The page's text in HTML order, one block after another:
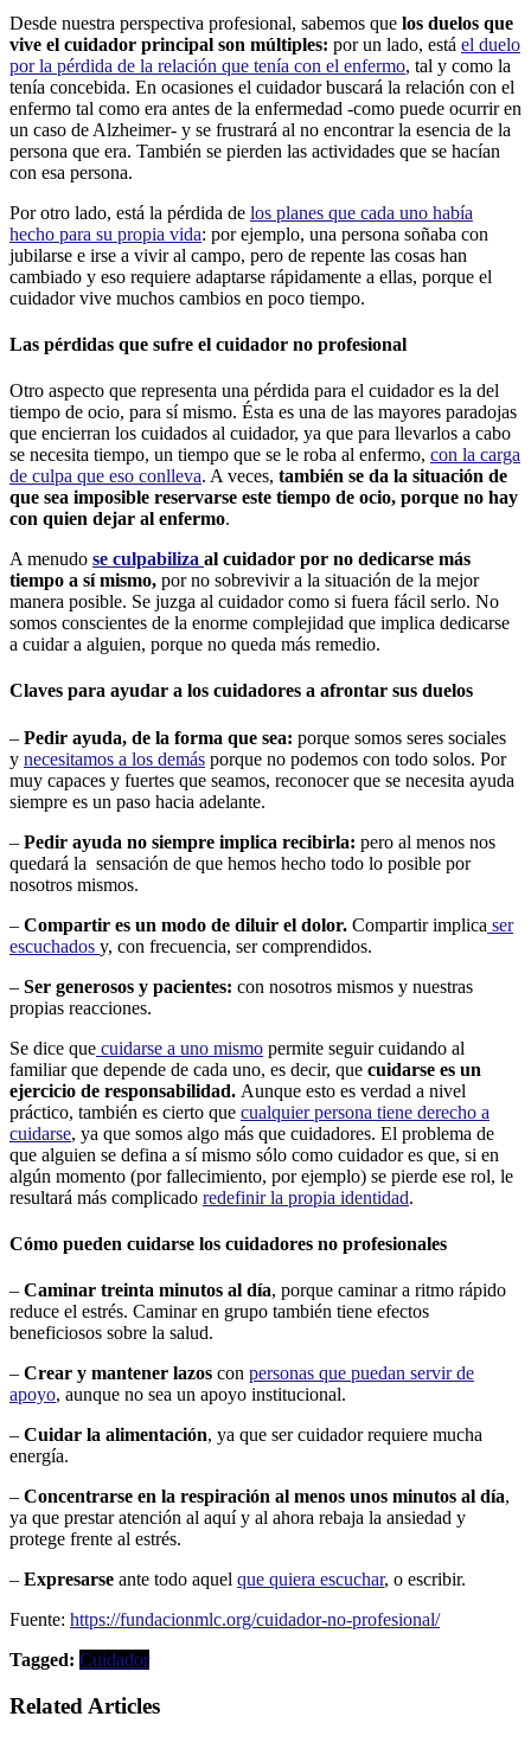
Desde nuestra perspectiva profesional, sabemos que los duelos que
vive el cuidador principal son múltiples: por un lado, está el duelo
por la pérdida de la relación que tenía con el enfermo, tal y como la
tenía concebida. En ocasiones el cuidador buscará la relación con el
enfermo tal como era antes de la enfermedad -como puede ocurrir en
un caso de Alzheimer- y se frustrará al no encontrar la esencia de la
persona que era. También se pierden las actividades que se hacían
con esa persona.
Por otro lado, está la pérdida de los planes que cada uno había
hecho para su propia vida: por ejemplo, una persona soñaba con
jubilarse e irse a vivir al campo, pero de repente las cosas han
cambiado y eso requiere adaptarse rápidamente a ellas, porque el
cuidador vive muchos cambios en poco tiempo.
Las pérdidas que sufre el cuidador no profesional
Otro aspecto que representa una pérdida para el cuidador es la del
tiempo de ocio, para sí mismo. Ésta es una de las mayores paradojas
que encierran los cuidados al cuidador, ya que para llevarlos a cabo
se necesita tiempo, un tiempo que se le roba al enfermo, con la carga
de culpa que eso conlleva. A veces, también se da la situación de
que sea imposible reservarse este tiempo de ocio, porque no hay
con quien dejar al enfermo.
A menudo se culpabiliza al cuidador por no dedicarse más
tiempo a sí mismo, por no sobrevivir a la situación de la mejor
manera posible. Se juzga al cuidador como si fuera fácil serlo. No
somos conscientes de la enorme complejidad que implica dedicarse
a cuidar a alguien, porque no queda más remedio.
Claves para ayudar a los cuidadores a afrontar sus duelos
– Pedir ayuda, de la forma que sea: porque somos seres sociales
y necesitamos a los demás porque no podemos con todo solos. Por
muy capaces y fuertes que seamos, reconocer que se necesita ayuda
siempre es un paso hacia adelante.
– Pedir ayuda no siempre implica recibirla: pero al menos nos
quedará la sensación de que hemos hecho todo lo posible por
nosotros mismos.
– Compartir es un modo de diluir el dolor. Compartir implica ser
escuchados y, con frecuencia, ser comprendidos.
– Ser generosos y pacientes: con nosotros mismos y nuestras
propias reacciones.
Se dice que cuidarse a uno mismo permite seguir cuidando al
familiar que depende de cada uno, es decir, que cuidarse es un
ejercicio de responsabilidad. Aunque esto es verdad a nivel
práctico, también es cierto que cualquier persona tiene derecho a
cuidarse, ya que somos algo más que cuidadores. El problema de
que alguien se defina a sí mismo sólo como cuidador es que, si en
algún momento (por fallecimiento, por ejemplo) se pierde ese rol, le
resultará más complicado redefinir la propia identidad.
Cómo pueden cuidarse los cuidadores no profesionales
– Caminar treinta minutos al día, porque caminar a ritmo rápido
reduce el estrés. Caminar en grupo también tiene efectos
beneficiosos sobre la salud.
– Crear y mantener lazos con personas que puedan servir de
apoyo, aunque no sea un apoyo institucional.
– Cuidar la alimentación, ya que ser cuidador requiere mucha
energía.
– Concentrarse en la respiración al menos unos minutos al día,
ya que prestar atención al aquí y al ahora rebaja la ansiedad y
protege frente al estrés.
– Expresarse ante todo aquel que quiera escuchar, o escribir.
Fuente: https://fundacionmlc.org/cuidador-no-profesional/
Tagged: Cuidador
Related Articles